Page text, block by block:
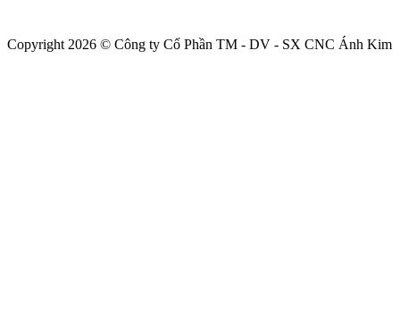
Copyright 2026 © Công ty Cổ Phần TM - DV - SX CNC Ánh Kim